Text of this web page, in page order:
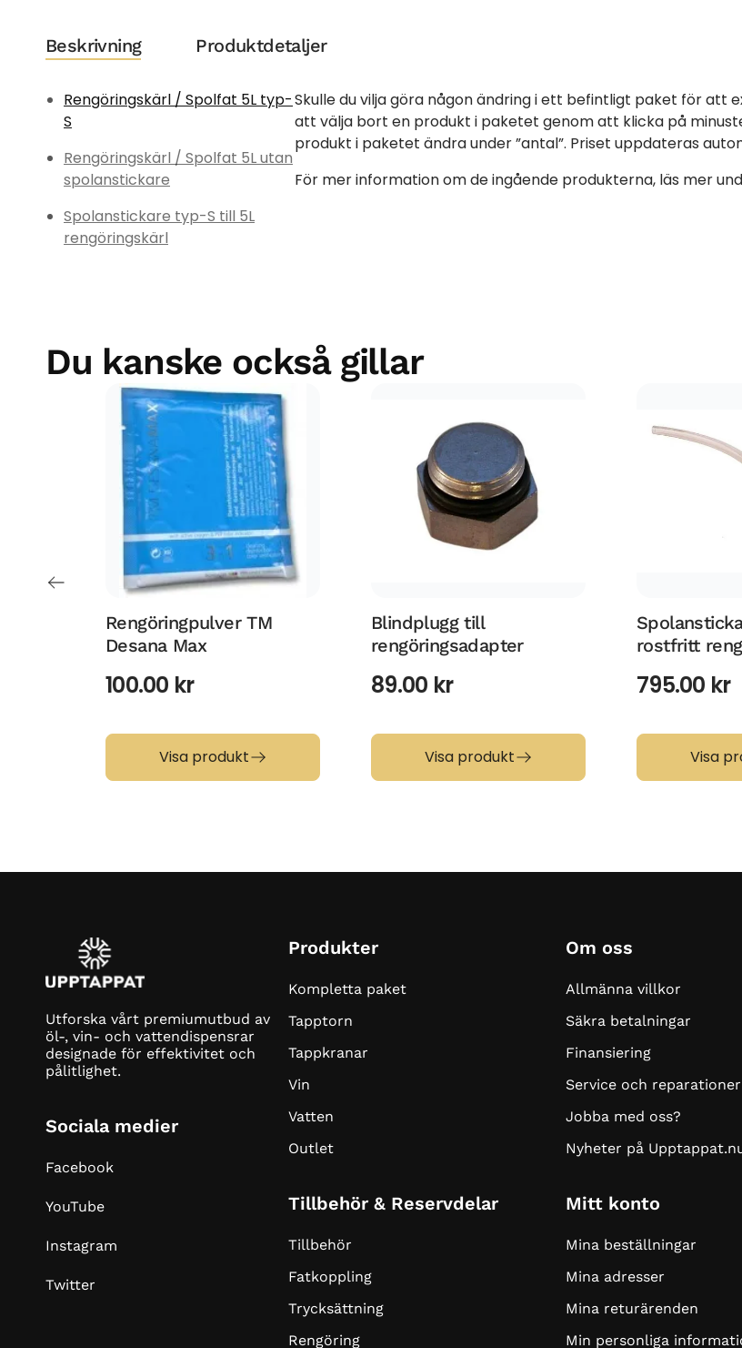
Beskrivning Produktdetaljer
Rengöringskärl / Spolfat 5L typ-
S
Rengöringskärl / Spolfat 5L utan
spolanstickare
Spolanstickare typ-S till 5L
rengöringskärl
Skulle du vilja göra någon ändring i ett befintligt paket för
att välja bort en produkt i paketet genom att klicka på
produkt i paketet ändra under ”antal”. Priset uppdateras
För mer information om de ingående produkterna, läs mer
Du kanske också gillar
Rengöringpulver TM
Desana Max
100.00 kr
Visa produkt
Blindplugg till
rengöringsadapter
89.00 kr
Visa produkt
rostfritt
795.00 kr
Visa
Utforska vårt premiumutbud av
öl-, vin- och vattendispensrar
designade för effektivitet och
pålitlighet.
Sociala medier
Facebook
YouTube
Instagram
Twitter
Produkter
Kompletta paket
Tapptorn
Tappkranar
Vin
Vatten
Outlet
Tillbehör & Reservdelar
Tillbehör
Fatkoppling
Trycksättning
Rengöring
Om oss
Allmänna villkor
Säkra betalningar
Finansiering
Service och reparationer
Jobba med oss?
Nyheter på
Mitt konto
Mina beställningar
Mina adresser
Mina returärenden
Min personliga